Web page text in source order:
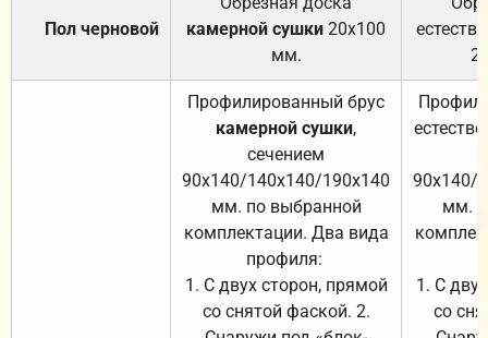
Пол черновой
камерной сушки 20х100
мм.
Профилированный брус
камерной сушки,
сечением
90х140/140х140/190х140
мм. по выбранной
комплектации. Два вида
профиля:
1. С двух сторон, прямой
со снятой фаской. 2.
90х140/
мм.
1. С
со